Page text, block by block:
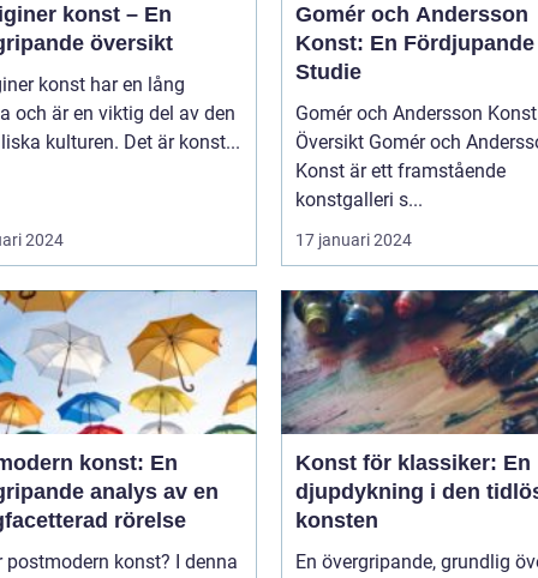
konst – En
översikt
konst har en lång
och är en viktig del av den
kulturen. Det är konst...
2024
Gomér och Andersson
Konst: En Fördjupande
Studie
Gomér och Andersson
Översikt Gomér och Andersson
Konst är ett framstående
konstgalleri s...
17 januari 2024
konst: En
analys av en
rörelse
konst? I denna
Konst för klassiker: En
djupdykning i den
konsten
En övergripande, grundlig